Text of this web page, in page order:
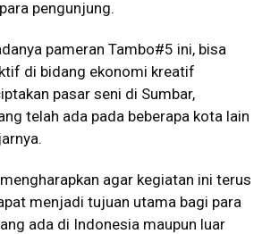
pengunjung.
pameran Tambo#5 ini, bisa
di bidang ekonomi kreatif
pasar seni di Sumbar,
telah ada pada beberapa kota lain
agar kegiatan ini terus
menjadi tujuan utama bagi para
ada di Indonesia maupun luar